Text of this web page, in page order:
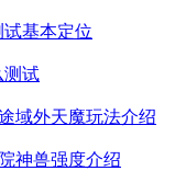
基本定位
测试
域外天魔玩法介绍
神兽强度介绍